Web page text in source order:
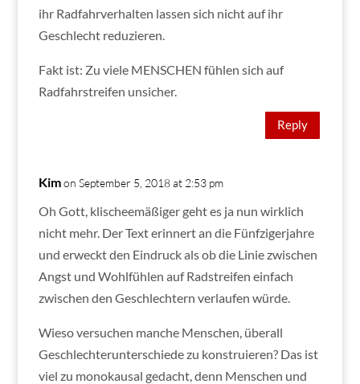
ihr Radfahrverhalten lassen sich nicht auf ihr
Geschlecht reduzieren.
Fakt ist: Zu viele MENSCHEN fühlen sich auf
Radfahrstreifen unsicher.
Reply
Kim on September 5, 2018 at 2:53 pm
Oh Gott, klischeemäßiger geht es ja nun wirklich
nicht mehr. Der Text erinnert an die Fünfzigerjahre
und erweckt den Eindruck als ob die Linie zwischen
Angst und Wohlfühlen auf Radstreifen einfach
zwischen den Geschlechtern verlaufen würde.
Wieso versuchen manche Menschen, überall
Geschlechterunterschiede zu konstruieren? Das ist
viel zu monokausal gedacht, denn Menschen und